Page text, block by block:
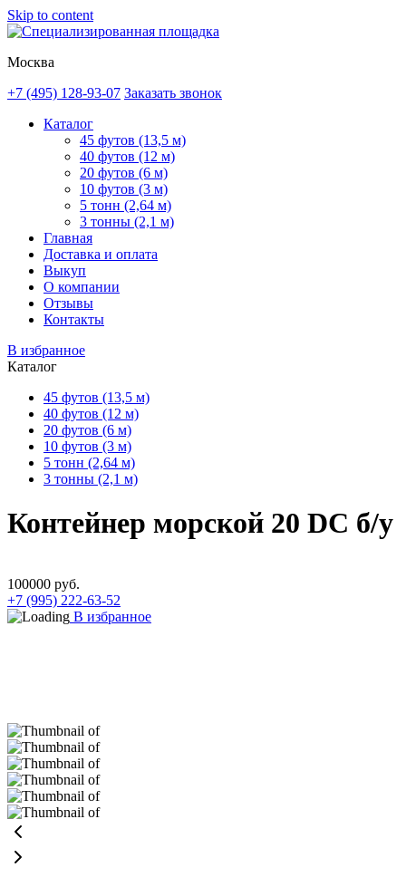
Skip to content
Москва
+7 (495) 128-93-07 Заказать звонок
Каталог
45 футов (13,5 м)
40 футов (12 м)
20 футов (6 м)
10 футов (3 м)
5 тонн (2,64 м)
3 тонны (2,1 м)
Главная
Доставка и оплата
Выкуп
О компании
Отзывы
Контакты
В избранное
Каталог
45 футов (13,5 м)
40 футов (12 м)
20 футов (6 м)
10 футов (3 м)
5 тонн (2,64 м)
3 тонны (2,1 м)
Контейнер морской 20 DC б/у
100000 руб.
+7 (995) 222-63-52
В избранное